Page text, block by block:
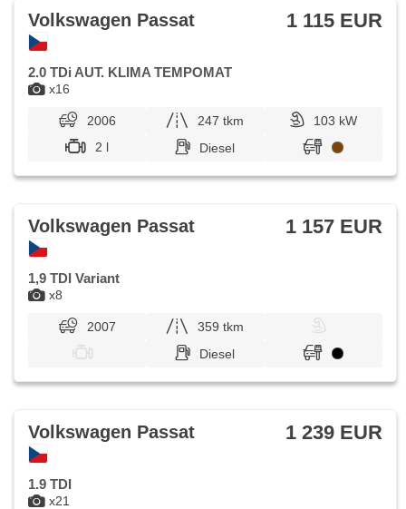
x16
Volkswagen Passat 1 115 EUR
2.0 TDi AUT. KLIMA TEMPOMAT
2006 247 tkm
103 kW
2 l
Diesel
x8
Volkswagen Passat 1 157 EUR
1,9 TDI Variant
2007
359 tkm
Diesel
x21
Volkswagen Passat 1 239 EUR
1.9 TDI